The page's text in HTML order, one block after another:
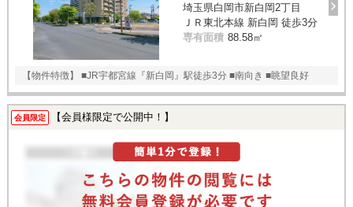
埼玉県白岡市新白岡2丁目
ＪＲ東北本線 新白岡 徒歩3分
専有面積 88.58㎡
【物件特徴】 ■JR宇都宮線『新白岡』駅徒歩3分 ■南向き ■眺望良好
会員限定 【会員様限定で公開中！】